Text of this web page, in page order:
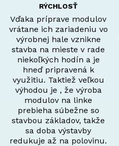
RÝCHLOSŤ
Vďaka príprave modulov
vrátane ich zariadeniu vo
výrobnej hale vznikne
stavba na mieste v rade
niekoľkých hodín a je
hneď pripravená k
využitiu. Taktiež veľkou
výhodou je , že výroba
modulov na linke
prebieha súbežne so
stavbou základov, takže
sa doba výstavby
redukuje až na polovinu.